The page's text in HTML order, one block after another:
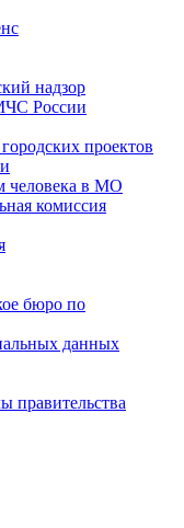
надзор
России
проектов
человека в МО
комиссия
бюро по
данных
правительства